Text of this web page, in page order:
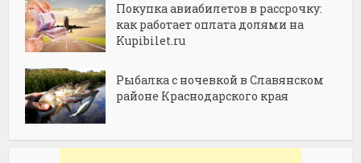
Покупка авиабилетов в рассрочку:
как работает оплата долями на
Kupibilet.ru
Рыбалка с ночевкой в Славянском
районе Краснодарского края